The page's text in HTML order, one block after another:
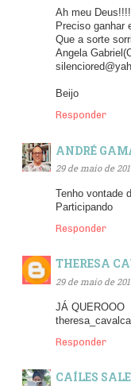
Ah meu Deus!!!!
Preciso ganhar
Que a sorte
Angela
Beijo
Responder
ANDRÉ
29 de maio de
Tenho
Participando
Responder
THERESA
29 de maio de
JÁ QUEROOO
Responder
CAÍLES